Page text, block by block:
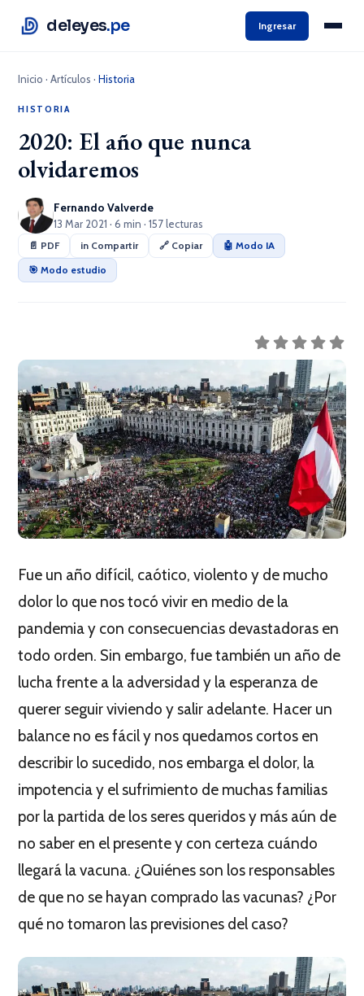
deleyes.pe Ingresar
Inicio ·Artículos ·Historia
HISTORIA
2020: El año que nunca
olvidaremos
Fernando Valverde
13 Mar 2021 · 6 min · 157 lecturas
📄 PDF in Compartir 🔗 Copiar
🤖 Modo IA
🎯 Modo estudio
Fue un año difícil, caótico, violento y de mucho
dolor lo que nos tocó vivir en medio de la
pandemia y con consecuencias devastadoras en
todo orden. Sin embargo, fue también un año de
lucha frente a la adversidad y la esperanza de
querer seguir viviendo y salir adelante. Hacer un
balance no es fácil y nos quedamos cortos en
describir lo sucedido, nos embarga el dolor, la
impotencia y el sufrimiento de muchas familias
por la partida de los seres queridos y más aún de
no saber en el presente y con certeza cuándo
llegará la vacuna. ¿Quiénes son los responsables
de que no se hayan comprado las vacunas? ¿Por
qué no tomaron las previsiones del caso?